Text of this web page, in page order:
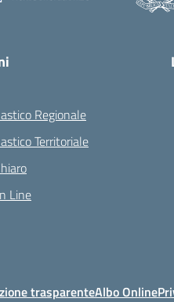
Regionale
Territoriale
Line
trasparenteAlbo Online